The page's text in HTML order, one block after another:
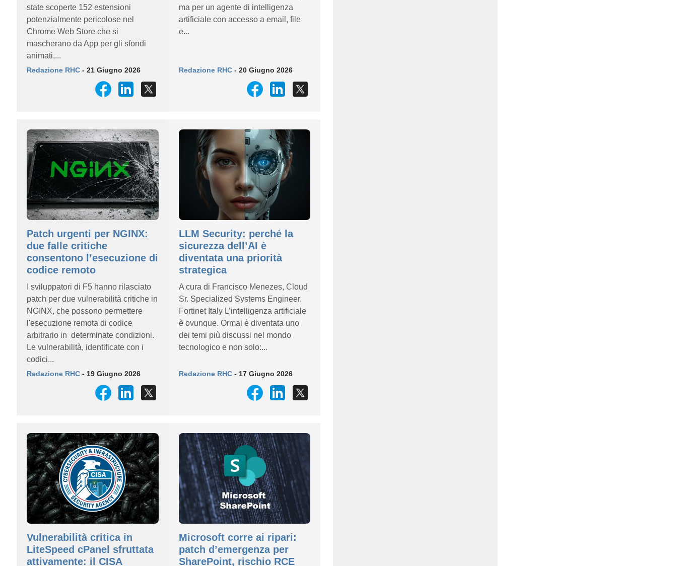
state scoperte 152 estensioni
potenzialmente pericolose nel
Chrome Web Store che si
mascherano da App per gli sfondi
animati,...
Redazione RHC - 21 Giugno 2026
ma per un agente di intelligenza
artificiale con accesso a email, file
e...
Redazione RHC- 20 Giugno 2026
Patch urgenti per NGINX:
due falle critiche
consentono l’esecuzione di
codice remoto
I sviluppatori di F5 hanno rilasciato
patch per due vulnerabilità critiche in
NGINX, che possono permettere
l'esecuzione remota di codice
arbitrario in determinate condizioni.
Le vulnerabilità, identificate con i
codici...
Redazione RHC - 19 Giugno 2026
LLM Security: perché la
sicurezza dell’AI è
diventata una priorità
strategica
A cura di Francisco Menezes, Cloud
Sr. Specialized Systems Engineer,
Fortinet Italy L’intelligenza artificiale
è ovunque. Ormai è diventata uno
dei temi più discussi nel mondo
tecnologico e non solo:...
Redazione RHC- 17 Giugno 2026
Vulnerabilità critica in
LiteSpeed cPanel sfruttata
attivamente: il CISA
Microsoft corre ai ripari:
patch d’emergenza per
SharePoint, rischio RCE